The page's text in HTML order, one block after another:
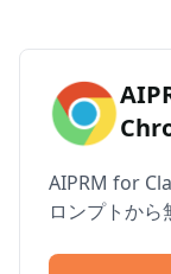
AIPRM for
ロンプトから